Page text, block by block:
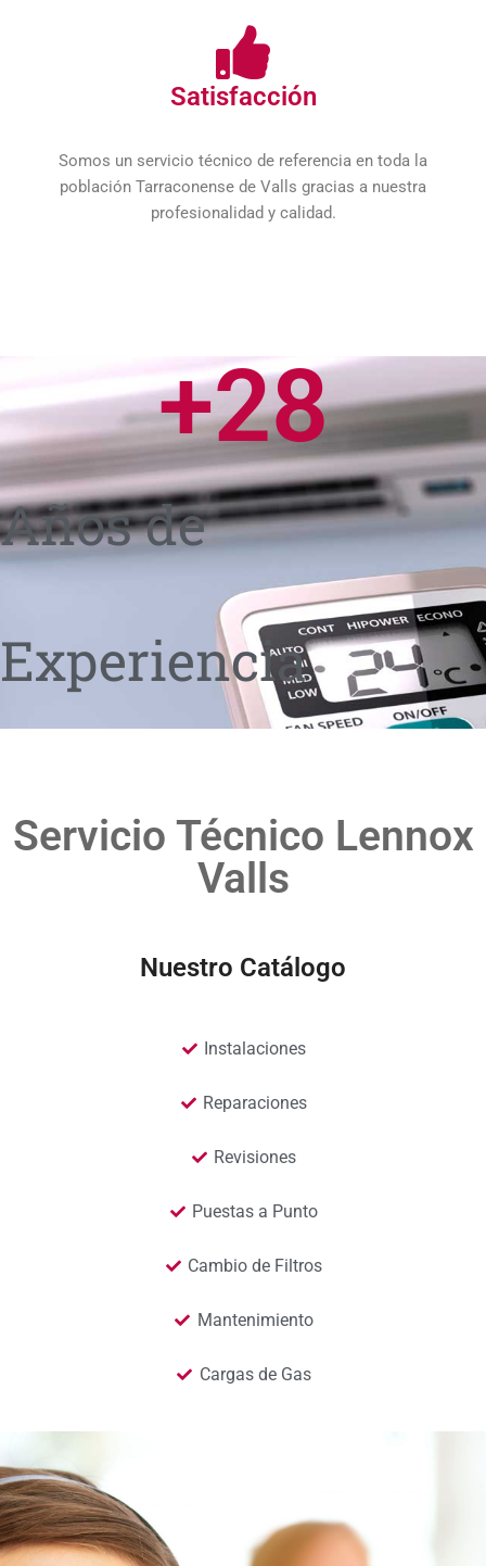
Satisfacción
Somos un servicio técnico de referencia en toda la
población Tarraconense de Valls gracias a nuestra
profesionalidad y calidad.
Años de
Experiencia
+28
Servicio Técnico Lennox
Valls
Nuestro Catálogo
Instalaciones
Reparaciones
Revisiones
Puestas a Punto
Cambio de Filtros
Mantenimiento
Cargas de Gas